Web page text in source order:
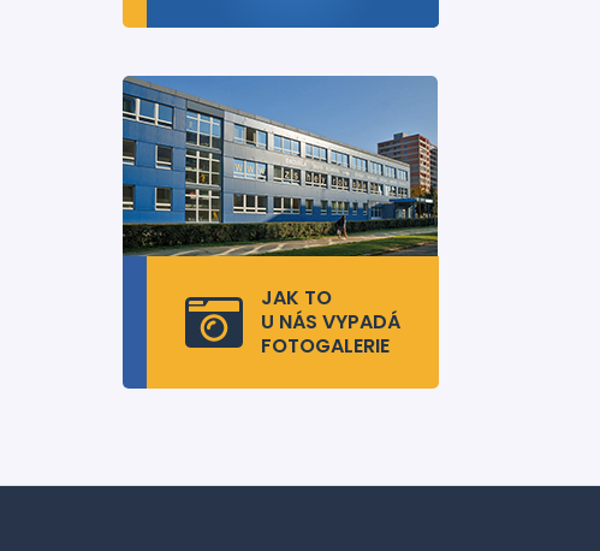
JAK TO
U NÁS VYPADÁ
FOTOGALERIE